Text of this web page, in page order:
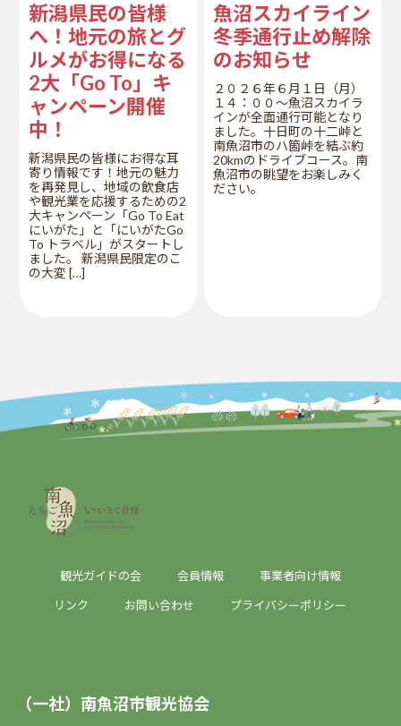
新潟県民の皆様
へ！地元の旅とグ
ルメがお得になる
2大「Go To」キ
ャンペーン開催
中！
新潟県民の皆様にお得な耳
寄り情報です！地元の魅力
を再発見し、地域の飲食店
や観光業を応援するための2
大キャンペーン「Go To Eat
にいがた」と「にいがたGo
To トラベル」がスタートし
ました。 新潟県民限定のこ
の大変 […]
魚沼スカイライン
冬季通行止め解除
のお知らせ
２０２６年６月１日（月）
１４：００～魚沼スカイラ
インが全面通行可能となり
ました。十日町の十二峠と
南魚沼市のハ箇峠を結ぶ約
20kmのドライブコース。南
魚沼市の眺望をお楽しみく
ださい。
観光ガイドの会 会員情報 事業者向け情報
リンク お問い合わせ プライバシーポリシー
（一社）南魚沼市観光協会